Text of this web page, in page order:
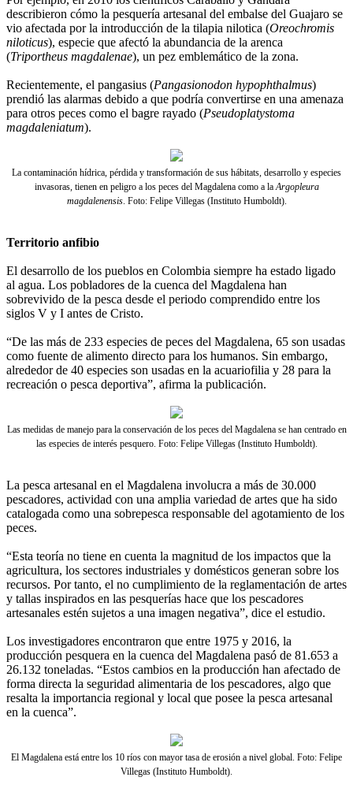
describieron cómo la pesquería artesanal del embalse del Guajaro se
vio afectada por la introducción de la tilapia nilotica (Oreochromis
niloticus), especie que afectó la abundancia de la arenca
(Triportheus magdalenae), un pez emblemático de la zona.
Recientemente, el pangasius (Pangasionodon hypophthalmus)
prendió las alarmas debido a que podría convertirse en una amenaza
para otros peces como el bagre rayado (Pseudoplatystoma
magdaleniatum).
La contaminación hídrica, pérdida y transformación de sus hábitats, desarrollo y especies
invasoras, tienen en peligro a los peces del Magdalena como a laArgopleura
magdalenensis. Foto: Felipe Villegas (Instituto Humboldt).
Territorio anfibio
El desarrollo de los pueblos en Colombia siempre ha estado ligado
al agua. Los pobladores de la cuenca del Magdalena han
sobrevivido de la pesca desde el periodo comprendido entre los
siglos V y I antes de Cristo.
“De las más de 233 especies de peces del Magdalena, 65 son usadas
como fuente de alimento directo para los humanos. Sin embargo,
alrededor de 40 especies son usadas en la acuariofilia y 28 para la
recreación o pesca deportiva”, afirma la publicación.
Las medidas de manejo para la conservación de los peces del Magdalena se han centrado en
las especies de interés pesquero. Foto: Felipe Villegas (Instituto Humboldt).
La pesca artesanal en el Magdalena involucra a más de 30.000
pescadores, actividad con una amplia variedad de artes que ha sido
catalogada como una sobrepesca responsable del agotamiento de los
peces.
“Esta teoría no tiene en cuenta la magnitud de los impactos que la
agricultura, los sectores industriales y domésticos generan sobre los
recursos. Por tanto, el no cumplimiento de la reglamentación de artes
y tallas inspirados en las pesquerías hace que los pescadores
artesanales estén sujetos a una imagen negativa”, dice el estudio.
Los investigadores encontraron que entre 1975 y 2016, la
producción pesquera en la cuenca del Magdalena pasó de 81.653 a
26.132 toneladas. “Estos cambios en la producción han afectado de
forma directa la seguridad alimentaria de los pescadores, algo que
resalta la importancia regional y local que posee la pesca artesanal
en la cuenca”.
El Magdalena está entre los 10 ríos con mayor tasa de erosión a nivel global. Foto: Felipe
Villegas (Instituto Humboldt).